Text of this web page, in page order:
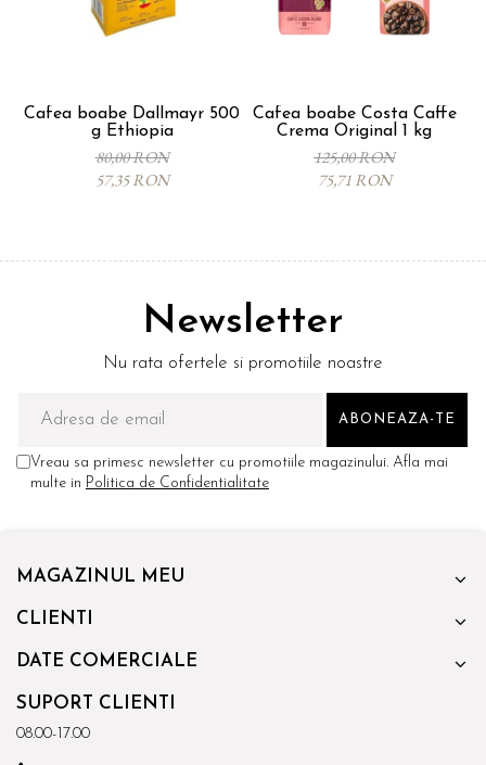
Cafea boabe Dallmayr 500
g Ethiopia
80,00 RON
57,35 RON
Cafea boabe Costa Caffe
Crema Original 1 kg
125,00 RON
75,71 RON
Newsletter
Nu rata ofertele si promotiile noastre
Vreau sa primesc newsletter cu promotiile magazinului. Afla mai
multe in Politica de Confidentialitate
MAGAZINUL MEU
CLIENTI
DATE COMERCIALE
SUPORT CLIENTI
08.00-17.00